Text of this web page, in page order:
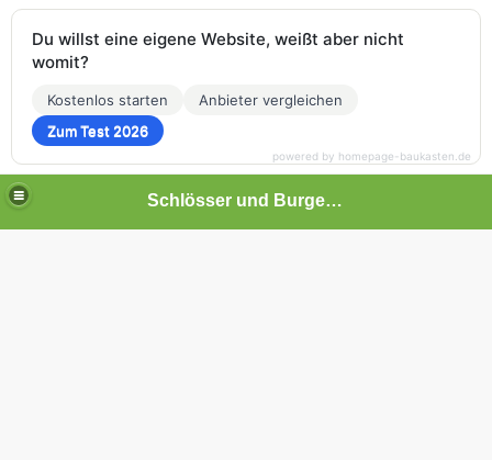
Schlösser und Burgen in Baden-Württemberg
Du willst eine eigene Website, weißt aber nicht
womit?
Kostenlos starten
Anbieter vergleichen
Zum Test 2026
powered by homepage-baukasten.de